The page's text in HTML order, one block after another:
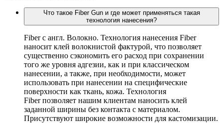
Что такое Fiber Gun и где может применяться такая
технология нанесения?
Fiber c англ. Волокно. Технология нанесения Fiber
наносит клей волокнистой фактурой, что позволяет
существенно сэкономить его расход при сохранении
того же уровня адгезии, как и при классическом
нанесении, а также, при необходимости, может
использовать при нанесении на специфические
поверхности как ткань, кожа. Технология
Fiber позволяет нашим клиентам наносить клей
заданной ширины без контакта с материалом.
Присутствуют широкие возможности для кастомизации.